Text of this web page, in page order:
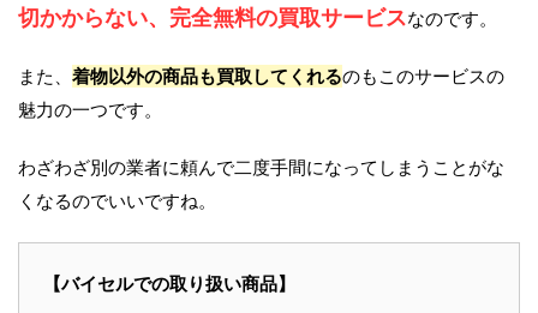
切かからない、完全無料の買取サービスなのです。
また、 着物以外の商品も買取してくれるのもこのサービスの
魅力の一つです。
わざわざ別の業者に頼んで二度手間になってしまうことがな
くなるのでいいですね。
【バイセルでの取り扱い商品】